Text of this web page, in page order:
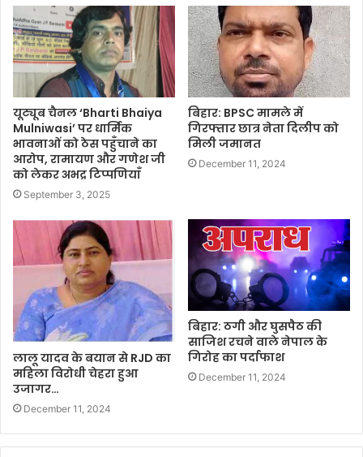
यूट्यूब चैनल ‘Bharti Bhaiya
Mulniwasi’ पर धार्मिक
भावनाओं को ठेस पहुँचाने का
आरोप, रामायण और गणेश जी
को लेकर अभद्र टिप्पणियाँ
September 3, 2025
बिहार: BPSC मामले में
गिरफ्तार छात्र नेता दिलीप को
मिली जमानत
December 11, 2024
लालू यादव के बयान से RJD का
महिला विरोधी चेहरा हुआ
उजागर…
December 11, 2024
बिहार: ठगी और घुसपैठ की
साजिश रचने वाले नेपाल के
गिरोह का पर्दाफाश
December 11, 2024